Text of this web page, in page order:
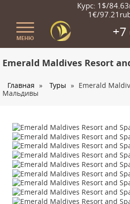
Курс: 1$/
1€/
МЕНЮ +7
Страны
Туристам
Корпоративное обслуживание
Новости
Контакты
Emerald Maldives Resort
Главная » Туры » Emerald
Мальдивы